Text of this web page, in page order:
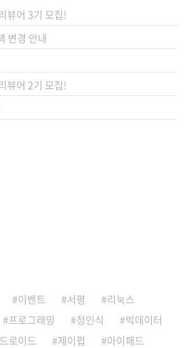
학교 저학년
록 단계별로
님이 도와주면
도 혼자서도
많은 신경을
뷰어 3기 모집!
변경 안내
뷰어 2기 모집!
이벤트 서평
리눅스
프로그래밍 정인식
빅데이터
로이드 제이펍
아이패드